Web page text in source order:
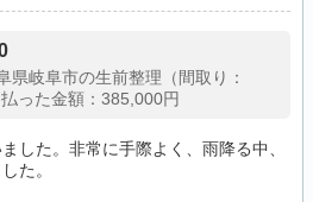
県岐阜市の生前整理（間取り：
った金額：385,000円
した。非常に手際よく、雨降る中、
た。